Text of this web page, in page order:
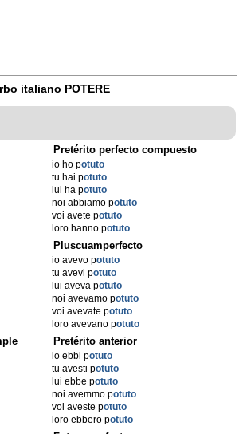
italiano POTERE
Pretérito perfecto compuesto
io ho potuto
tu hai potuto
lui ha potuto
noi abbiamo potuto
voi avete potuto
loro hanno potuto
Pluscuamperfecto
io avevo potuto
tu avevi potuto
lui aveva potuto
noi avevamo potuto
voi avevate potuto
loro avevano potuto
Pretérito anterior
io ebbi potuto
tu avesti potuto
lui ebbe potuto
noi avemmo potuto
voi aveste potuto
loro ebbero potuto